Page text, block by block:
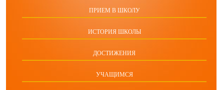
ПРИЕМ В ШКОЛУ
ИСТОРИЯ ШКОЛЫ
ДОСТИЖЕНИЯ
УЧАЩИМСЯ